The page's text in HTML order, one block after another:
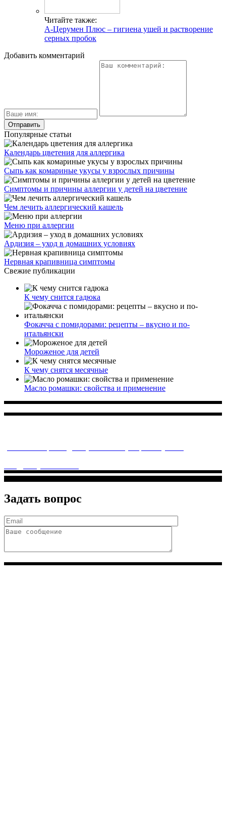
Читайте также:
А-Церумен Плюс – гигиена ушей и растворение
серных пробок
Добавить комментарий
Популярные статьи
Календарь цветения для аллергика
Сыпь как комариные укусы у взрослых причины
Симптомы и причины аллергии у детей на цветение
Чем лечить аллергический кашель
Меню при аллергии
Ардизия – уход в домашних условиях
Нервная крапивница симптомы
Свежие публикации
К чему снится гадюка
Фокачча с помидорами: рецепты – вкусно и по-
итальянски
Мороженое для детей
К чему снятся месячные
Масло ромашки: свойства и применение
Задать вопрос